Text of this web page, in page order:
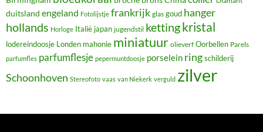
duitsland engeland Fotolijstje frankrijk glas goud hanger
hollands Horloge Italië japan jugendstil kettingkristal
lodereindoosje Londen mahonie miniatuur olieverf Oorbellen Parels
parfumfles parfumflesje pepermuntdoosje porselein ringschilderij
Schoonhoven Stereofoto vaas van Niekerk verguld zilver